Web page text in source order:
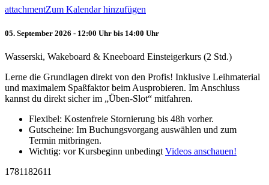
attachmentZum Kalendar hinzufügen
05. September 2026 - 12:00 Uhr bis 14:00 Uhr
Wasserski, Wakeboard & Kneeboard Einsteigerkurs (2 Std.)
Lerne die Grundlagen direkt von den Profis! Inklusive Leihmaterial
und maximalem Spaßfaktor beim Ausprobieren. Im Anschluss
kannst du direkt sicher im „Üben-Slot“ mitfahren.
Flexibel: Kostenfreie Stornierung bis 48h vorher.
Gutscheine: Im Buchungsvorgang auswählen und zum
Termin mitbringen.
Wichtig: vor Kursbeginn unbedingt Videos anschauen!
1781182611